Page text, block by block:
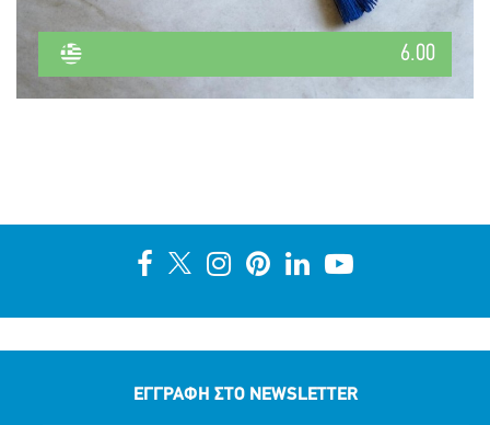
6.00
ΕΓΓΡΑΦΗ ΣΤΟ NEWSLETTER